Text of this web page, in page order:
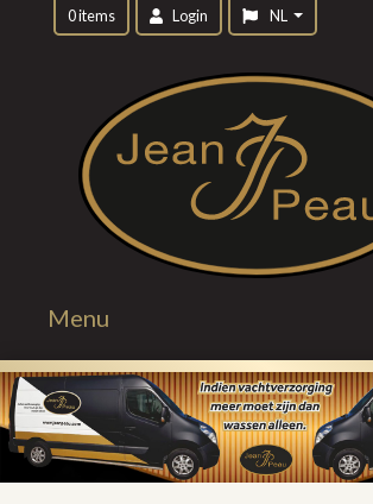
0 items Login NL
Menu